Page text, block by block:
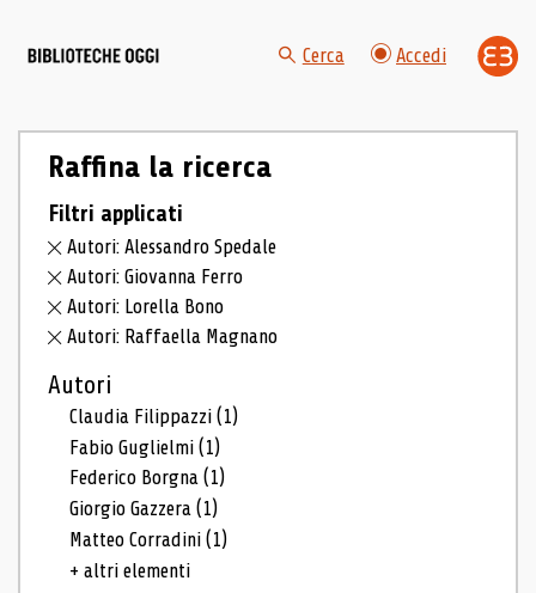
Cerca Accedi
Raffina la ricerca
Filtri applicati
Autori: Alessandro Spedale
Autori: Giovanna Ferro
Autori: Lorella Bono
Autori: Raffaella Magnano
Autori
Claudia Filippazzi(1)
Fabio Guglielmi(1)
Federico Borgna(1)
Giorgio Gazzera(1)
Matteo Corradini(1)
+ altri elementi